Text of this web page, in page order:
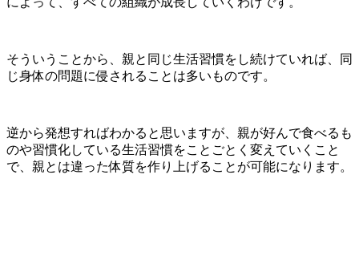
そういうことから、親と同じ生活習慣をし続けていれば、同
じ身体の問題に侵されることは多いものです。
逆から発想すればわかると思いますが、親が好んで食べるも
のや習慣化している生活習慣をことごとく変えていくこと
で、親とは違った体質を作り上げることが可能になります。